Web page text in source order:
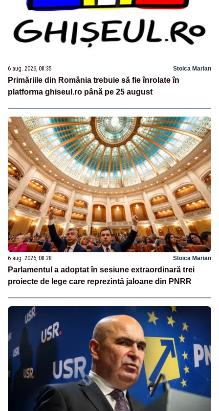
6 aug. 2026, 08:35 Stoica Marian
Primăriile din România trebuie să fie înrolate în
platforma ghiseul.ro până pe 25 august
6 aug. 2026, 08:28 Stoica Marian
Parlamentul a adoptat în sesiune extraordinară trei
proiecte de lege care reprezintă jaloane din PNRR